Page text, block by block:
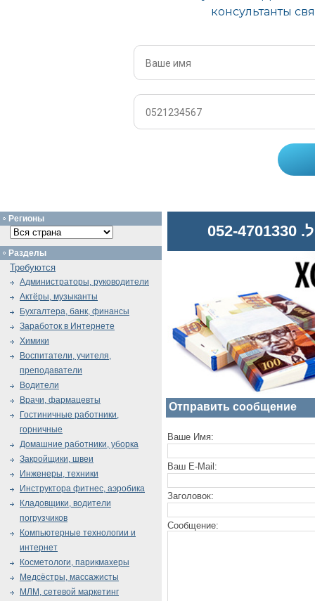
Отправить сообщение
Ваше Имя:
Ваш E-Mail:
Заголовок:
Сообщение:
Регионы
Разделы
Требуются
Администраторы, руководители
Актёры, музыканты
Бухгалтера, банк, финансы
Заработок в Интернете
Химики
Воспитатели, учителя,
преподаватели
Водители
Врачи, фармацевты
Гостиничные работники,
горничные
Домашние работники, уборка
Закройщики, швеи
Инженеры, техники
Инструктора фитнес, аэробика
Кладовщики, водители
погрузчиков
Компьютерные технологии и
интернет
Косметологи, парикмахеры
Медсёстры, массажисты
МЛМ, сетевой маркетинг